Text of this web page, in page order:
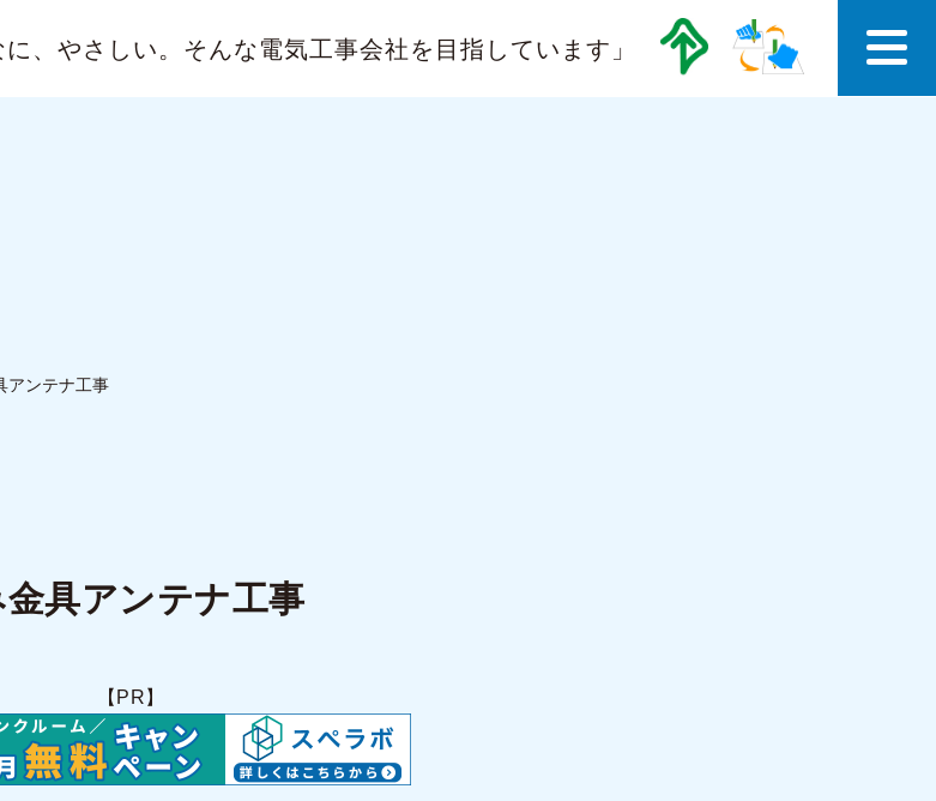
に、やさしい。 そんな電気工事会社を目指しています」
ンテナ工事
具アンテナ工事
【PR】